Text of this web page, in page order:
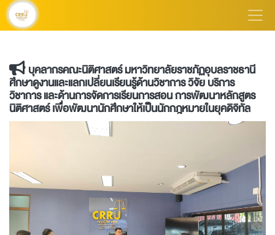
บุคลากรคณะนิติศาสตร์ มหาวิทยาลัยราชภัฏอุบลราชธานี
ศึกษาดูงานและแลกเปลี่ยนเรียนรู้ด้านวิชาการ วิจัย บริการ
วิชาการ และด้านการจัดการเรียนการสอน การพัฒนาหลักสูตร
นิติศาสตร์ เพื่อพัฒนานักศึกษาให้เป็นนักกฎหมายในยุคดิจิทัล